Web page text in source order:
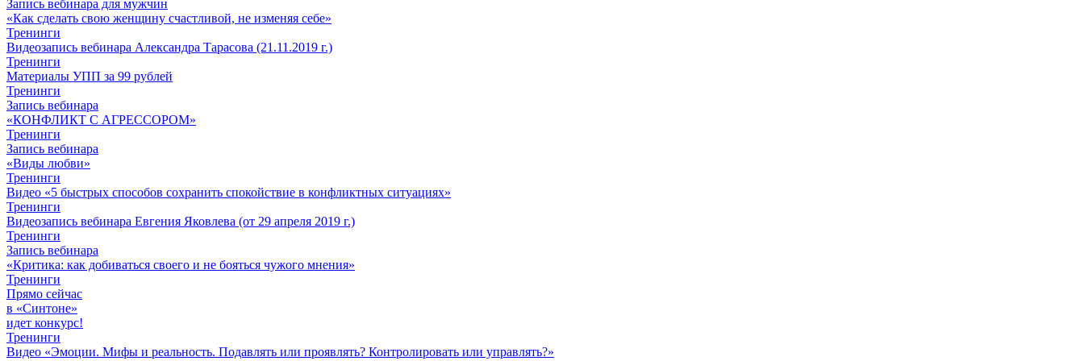
Запись вебинара для мужчин
«Как сделать свою женщину счастливой, не изменяя себе»
Тренинги
Видеозапись вебинара Александра Тарасова (21.11.2019 г.)
Тренинги
Материалы УПП за 99 рублей
Тренинги
Запись вебинара
«КОНФЛИКТ С АГРЕССОРОМ»
Тренинги
Запись вебинара
«Виды любви»
Тренинги
Видео «5 быстрых способов сохранить спокойствие в конфликтных ситуациях»
Тренинги
Видеозапись вебинара Евгения Яковлева (от 29 апреля 2019 г.)
Тренинги
Запись вебинара
«Критика: как добиваться своего и не бояться чужого мнения»
Тренинги
Прямо сейчас
в «Синтоне»
идет конкурс!
Тренинги
Видео «Эмоции. Мифы и реальность. Подавлять или проявлять? Контролировать или управлять?»